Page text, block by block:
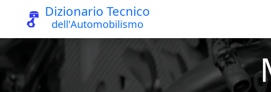
Dizionario Tecnico
dell'Automobilismo